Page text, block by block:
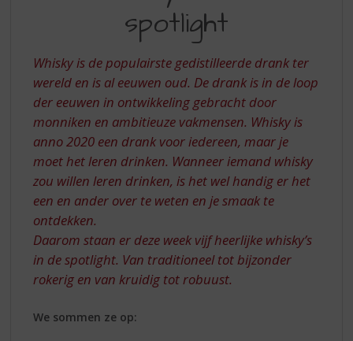
spotlight
Whisky is de populairste gedistilleerde drank ter
wereld en is al eeuwen oud. De drank is in de loop
der eeuwen in ontwikkeling gebracht door
monniken en ambitieuze vakmensen. Whisky is
anno 2020 een drank voor iedereen, maar je
moet het leren drinken. Wanneer iemand whisky
zou willen leren drinken, is het wel handig er het
een en ander over te weten en je smaak te
ontdekken.
Daarom staan er deze week vijf heerlijke whisky’s
in de spotlight. Van traditioneel tot bijzonder
rokerig en van kruidig tot robuust.
We sommen ze op: